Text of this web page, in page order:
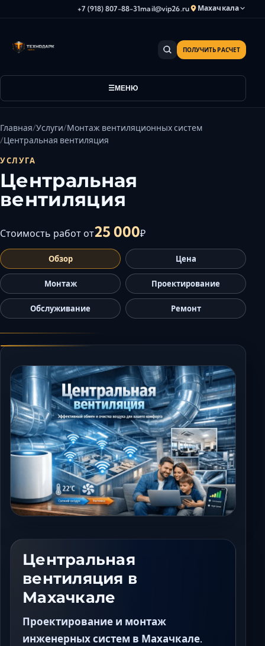
+7 (918) 807-88-31mail@vip26.ru Махачкала
Анапа
Владикавказ
Керчь
Кисловодск
Краснодар
Майкоп
Минеральные
Назрань
Нальчик
Новороссийск
Пятигорск
Ростов-на-Дону
Севастополь
Симферополь
Сочи
Ялта
МЕНЮ
ПОЛУЧИТЬ РАСЧЕТ
Главная Услуги Монтаж вентиляционных систем
Центральная вентиляция
УСЛУГА
Центральная
вентиляция
Стоимость работ от25 000₽
Обзор Цена
Монтаж Проектирование
Обслуживание Ремонт
Центральная
вентиляция в
Махачкале
Проектирование и монтаж
инженерных систем в Махачкале.